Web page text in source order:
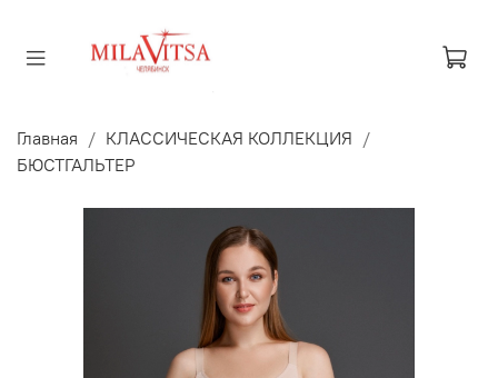
Главная
КЛАССИЧЕСКАЯ КОЛЛЕКЦИЯ
БЮСТГАЛЬТЕР